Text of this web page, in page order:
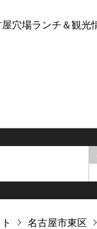
穴場ランチ＆観光
名古屋市東区